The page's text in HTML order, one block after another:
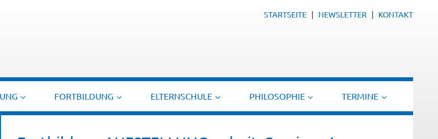
STARTSEITE NEWSLETTER KONTAKT
FORTBILDUNG ELTERNSCHULE PHILOSOPHIE TERMINE